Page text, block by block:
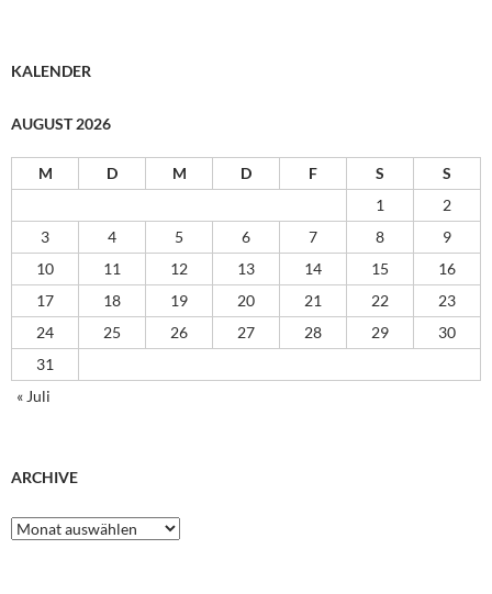
KALENDER
AUGUST 2026
M D M D F S
S
1
2
3
4 5 6 7 8
9
10
11 12 13 14 15
16
17
18 19 20 21 22
23
24
25 26 27 28 29
30
31
« Juli
ARCHIVE
Archive